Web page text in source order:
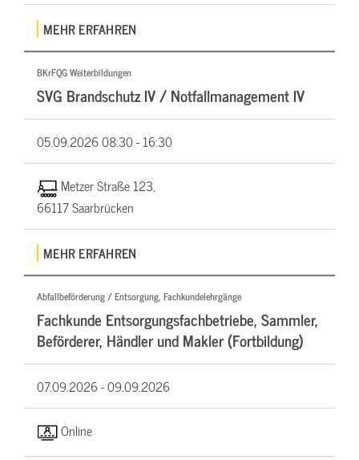
MEHR ERFAHREN
BKrFQG Weiterbildungen
SVG Brandschutz IV / Notfallmanagement IV
05.09.202608:30 - 16:30
Metzer Straße 123,
66117 Saarbrücken
MEHR ERFAHREN
Abfallbeförderung / Entsorgung, Fachkundelehrgänge
Fachkunde Entsorgungsfachbetriebe, Sammler,
Beförderer, Händler und Makler (Fortbildung)
07.09.2026 -09.09.2026
Online